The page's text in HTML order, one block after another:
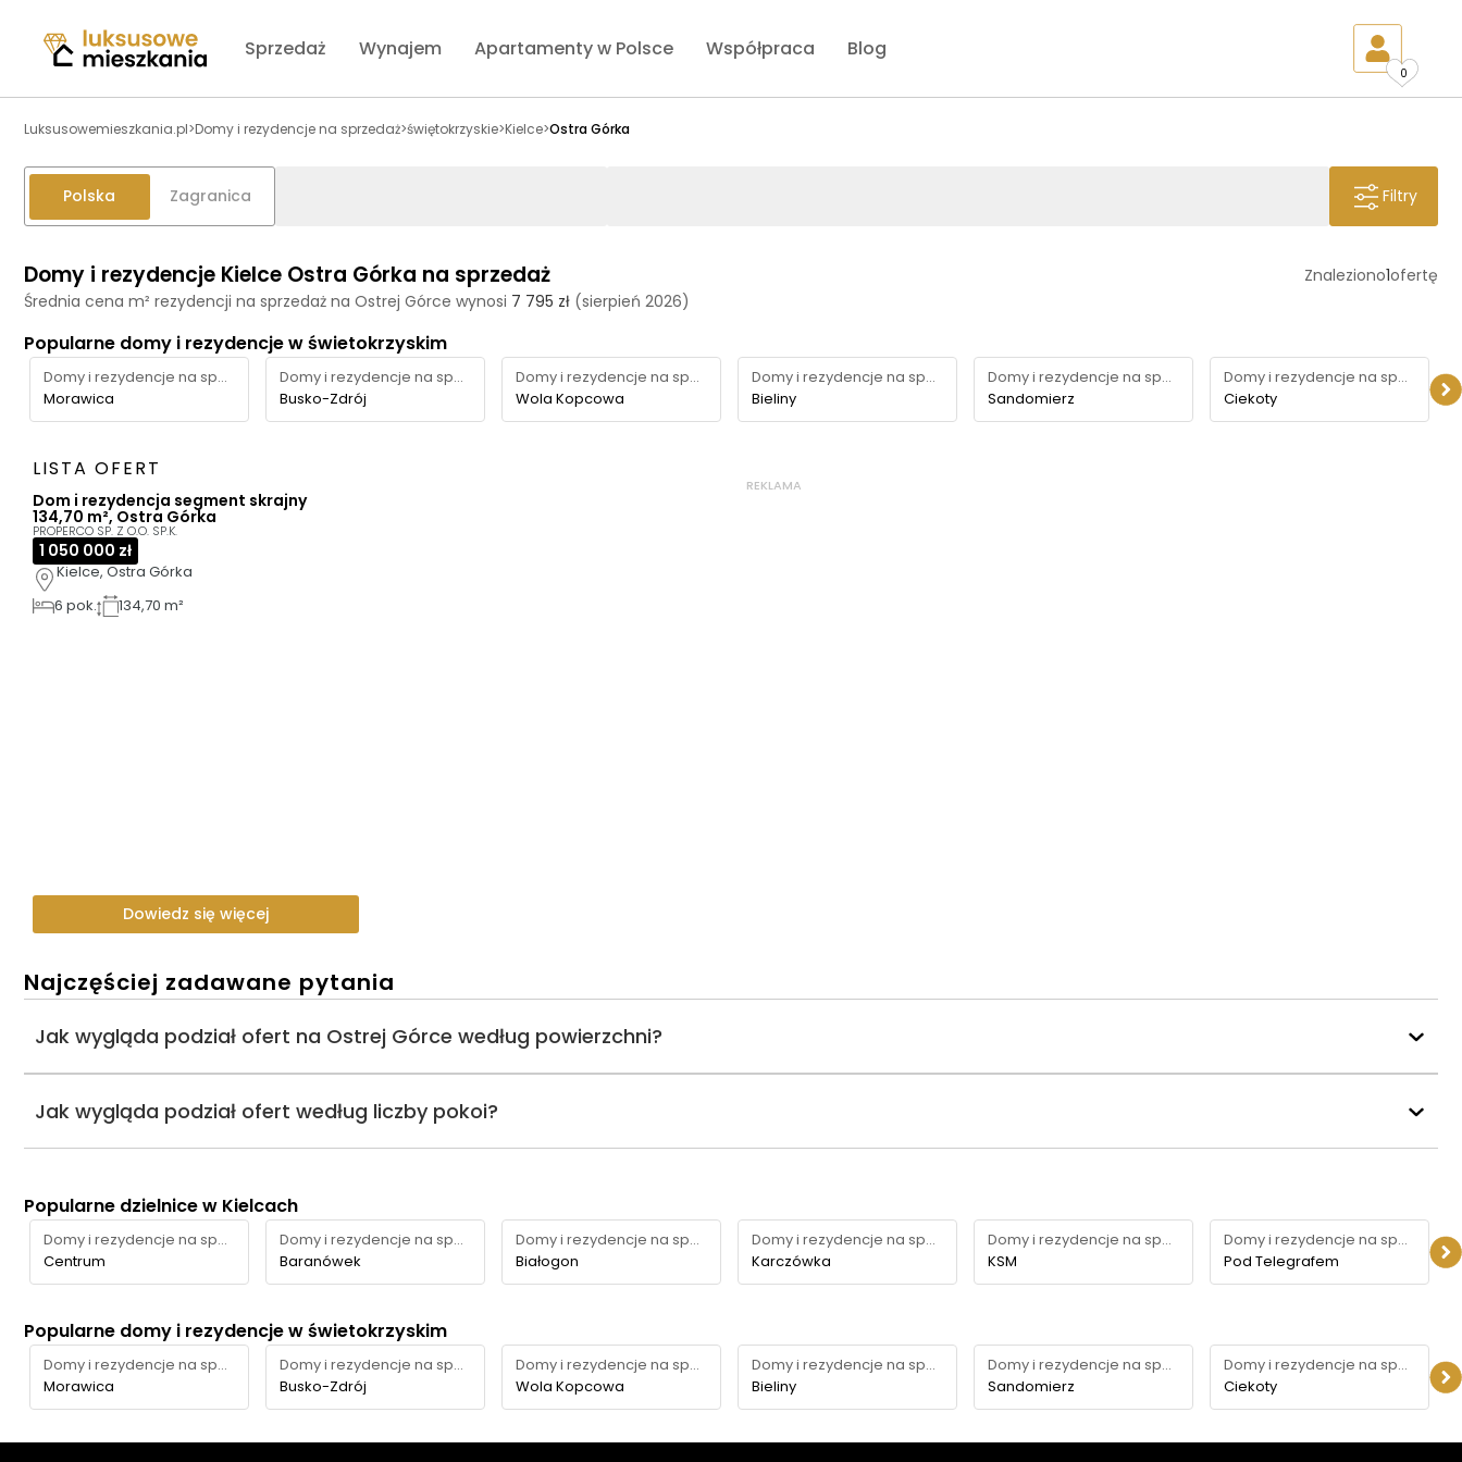
Sprzedaż Wynajem Apartamenty w Polsce Współpraca Blog
0
Luksusowemieszkania.pl>Domy i rezydencje na sprzedaż>świętokrzyskie>Kielce>Ostra Górka
Polska Zagranica Filtry
Domy i rezydencje Kielce Ostra Górka na sprzedaż
Średnia cena m² rezydencji na sprzedaż na Ostrej Górce wynosi 7 795 zł (sierpień 2026)
Znaleziono1ofertę
Popularne domy i rezydencje w świetokrzyskim
Domy i rezydencje na sprzedaż
Morawica
Domy i rezydencje na sprzedaż
Busko-Zdrój
Domy i rezydencje na sprzedaż
Wola Kopcowa
Domy i rezydencje na sprzedaż
Bieliny
Domy i rezydencje na sprzedaż
Sandomierz
Domy i rezydencje na sprzedaż
Ciekoty
LISTA OFERT
Dom i rezydencja segment skrajny
134,70 m², Ostra Górka
PROPERCO SP. Z O.O. SP.K.
1 050 000 zł
Kielce, Ostra Górka
6 pok. 134,70 m²
Dowiedz się więcej
REKLAMA
Najczęściej zadawane pytania
Jak wygląda podział ofert na Ostrej Górce według powierzchni?
Jak wygląda podział ofert według liczby pokoi?
Popularne dzielnice w Kielcach
Domy i rezydencje na sprzedaż
Centrum
Domy i rezydencje na sprzedaż
Baranówek
Domy i rezydencje na sprzedaż
Białogon
Domy i rezydencje na sprzedaż
Karczówka
Domy i rezydencje na sprzedaż
KSM
Domy i rezydencje na sprzedaż
Pod Telegrafem
Popularne domy i rezydencje w świetokrzyskim
Domy i rezydencje na sprzedaż
Morawica
Domy i rezydencje na sprzedaż
Busko-Zdrój
Domy i rezydencje na sprzedaż
Wola Kopcowa
Domy i rezydencje na sprzedaż
Bieliny
Domy i rezydencje na sprzedaż
Sandomierz
Domy i rezydencje na sprzedaż
Ciekoty